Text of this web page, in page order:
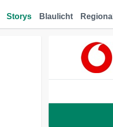
Storys Blaulicht Regional